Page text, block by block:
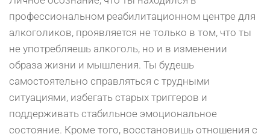
профессиональном реабилитационном центре для
алкоголиков, проявляется не только в том, что ты
не употребляешь алкоголь, но и в изменении
образа жизни и мышления. Ты будешь
самостоятельно справляться с трудными
ситуациями, избегать старых триггеров и
поддерживать стабильное эмоциональное
состояние. Кроме того, восстановишь отношения с